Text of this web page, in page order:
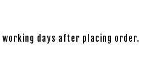
working days after placing order.